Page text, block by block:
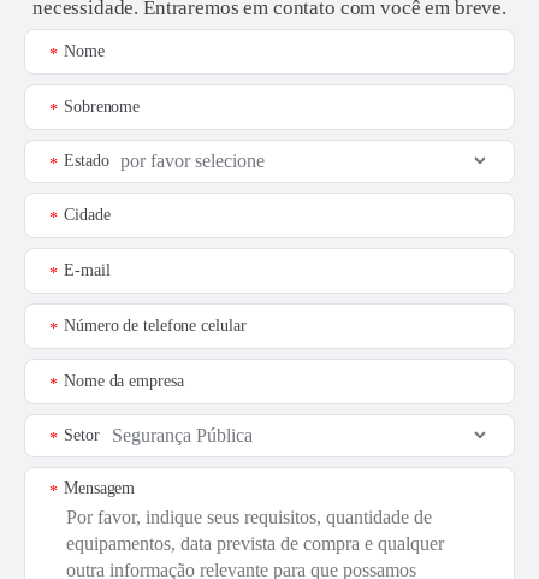
necessidade. Entraremos em contato com você em breve.
Nome
*
Sobrenome
*
Estado
*
Cidade
*
E-mail
*
Número de telefone celular
*
Nome da empresa
*
Setor
*
Mensagem
*